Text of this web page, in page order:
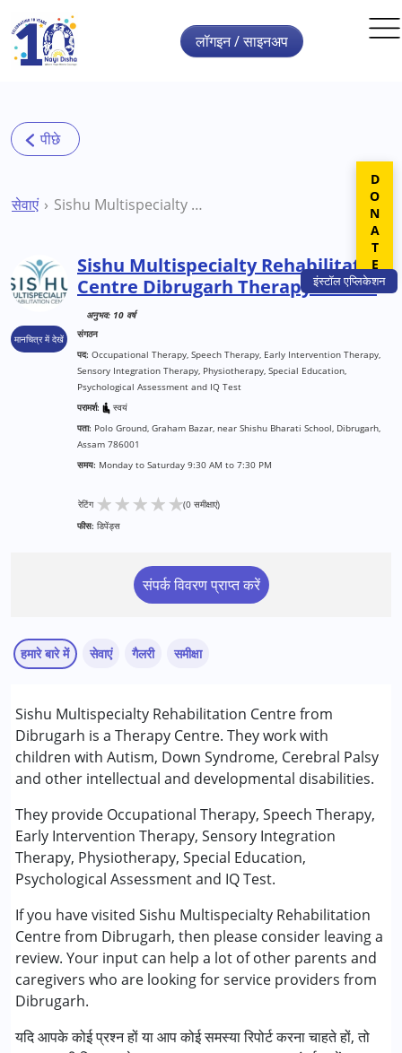
Skip to main content
इंस्टॉलएप्लिकेशन
लॉगइन / साइनअप
सेवाएं Sishu Multispecialty Rehabilitation Centre Dibrugarh Therapy Centre
मानचित्र में देखें
Sishu Multispecialty Rehabilitation
Centre Dibrugarh Therapy Centre
अनुभव: 10 वर्ष
संगठन
पद: Occupational Therapy, Speech Therapy, Early Intervention Therapy,
Sensory Integration Therapy, Physiotherapy, Special Education,
Psychological Assessment and IQ Test
परामर्श:
स्वयं
पता: Polo Ground, Graham Bazar, near Shishu Bharati School, Dibrugarh,
Assam 786001
समय: Monday to Saturday 9:30 AM to 7:30 PM
रेटिंग ★★★★★(0 समीक्षाएं)
फीस: डिपेंड्स
संपर्क विवरण प्राप्त करें
हमारे बारे में
Sishu Multispecialty Rehabilitation Centre from
Dibrugarh is a Therapy Centre. They work with
children with Autism, Down Syndrome, Cerebral Palsy
and other intellectual and developmental disabilities.
They provide Occupational Therapy, Speech Therapy,
Early Intervention Therapy, Sensory Integration
Therapy, Physiotherapy, Special Education,
Psychological Assessment and IQ Test.
If you have visited Sishu Multispecialty Rehabilitation
Centre from Dibrugarh, then please consider leaving a
review. Your input can help a lot of other parents and
caregivers who are looking for service providers from
Dibrugarh.
यदि आपके कोई प्रश्न हों या आप कोई समस्या रिपोर्ट करना चाहते हों, तो
सेवाएं
आकलन
अर्ली इंटरवेंशन
ऑक्यूपेशनल थेरेपी
फिजियोथेरेपी
सेंसरी इंटीग्रेशन
स्पेशल एजुकेशन
स्पीच थेरेपी
निम्नलिखित विकलांगता संबंधित सेवाएं उपलब्ध :
अटेंशन डेफिसिट (हाइपरएक्टिविटी) डिसऑर्डर (एडीडी/एडीएचडी)
ऑटिज्म स्पेक्ट्रम डिसऑर्डर (ए एस डी )
सेरब्रल पाल्सी (सी पी )
डाउन सिंड्रोम (डी एस )
ग्लोबल डेवलपमेंटल डिले (एर्लियर टर्म वाज़ एमआर)
मल्टिपल डिसेबिलिटीज़ (एमडी)
गैलरी समीक्षा
DONATE